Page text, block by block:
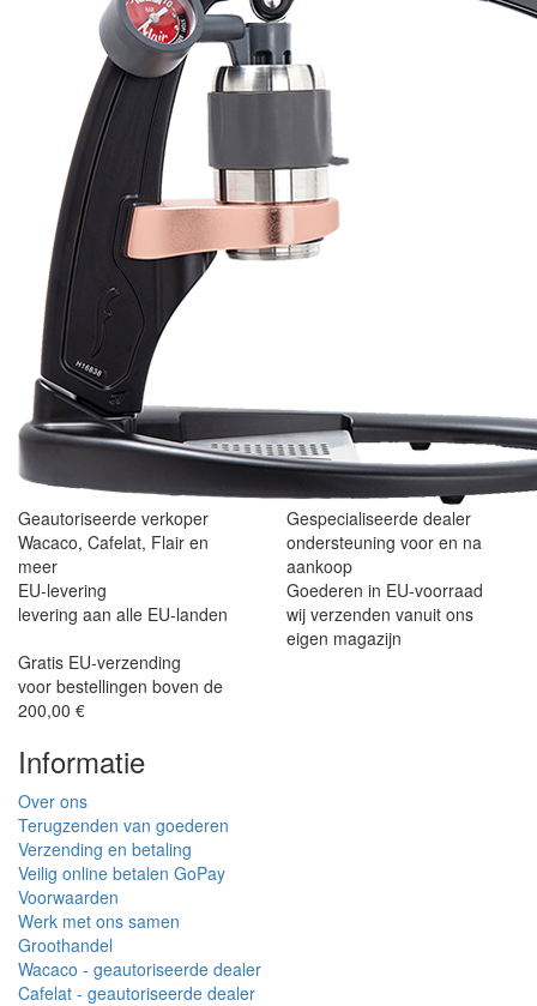
Geautoriseerde verkoper
Wacaco, Cafelat, Flair en
meer
Gespecialiseerde dealer
ondersteuning voor en na
aankoop
EU-levering
levering aan alle EU-landen
Goederen in EU-voorraad
wij verzenden vanuit ons
eigen magazijn
Gratis EU-verzending
voor bestellingen boven de
200,00 €
Informatie
Over ons
Terugzenden van goederen
Verzending en betaling
Veilig online betalen GoPay
Voorwaarden
Werk met ons samen
Groothandel
Wacaco - geautoriseerde dealer
Cafelat - geautoriseerde dealer